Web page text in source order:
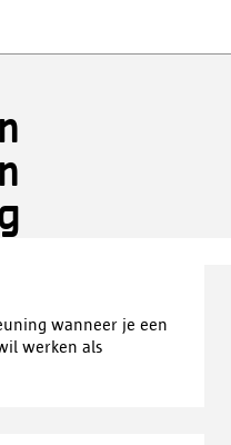
wanneer je een
werken als